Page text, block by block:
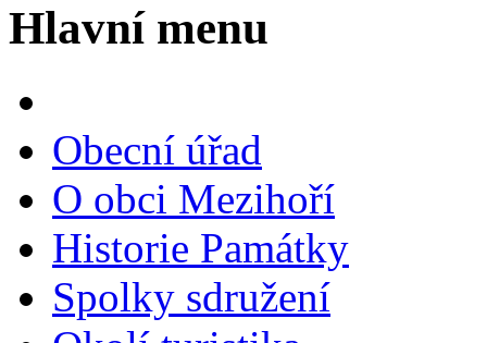
Hlavní menu
Obecní úřad
O obci Mezihoří
Historie Památky
Spolky sdružení